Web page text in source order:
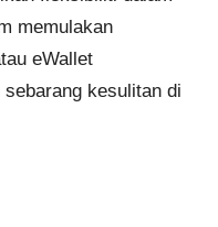
memulakan
eWallet
kesulitan di